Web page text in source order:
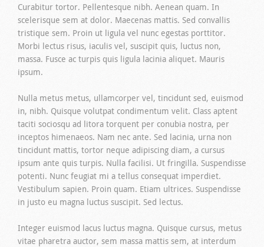
Curabitur tortor. Pellentesque nibh. Aenean quam. In
scelerisque sem at dolor. Maecenas mattis. Sed convallis
tristique sem. Proin ut ligula vel nunc egestas porttitor.
Morbi lectus risus, iaculis vel, suscipit quis, luctus non,
massa. Fusce ac turpis quis ligula lacinia aliquet. Mauris
ipsum.
Nulla metus metus, ullamcorper vel, tincidunt sed, euismod
in, nibh. Quisque volutpat condimentum velit. Class aptent
taciti sociosqu ad litora torquent per conubia nostra, per
inceptos himenaeos. Nam nec ante. Sed lacinia, urna non
tincidunt mattis, tortor neque adipiscing diam, a cursus
ipsum ante quis turpis. Nulla facilisi. Ut fringilla. Suspendisse
potenti. Nunc feugiat mi a tellus consequat imperdiet.
Vestibulum sapien. Proin quam. Etiam ultrices. Suspendisse
in justo eu magna luctus suscipit. Sed lectus.
Integer euismod lacus luctus magna. Quisque cursus, metus
vitae pharetra auctor, sem massa mattis sem, at interdum